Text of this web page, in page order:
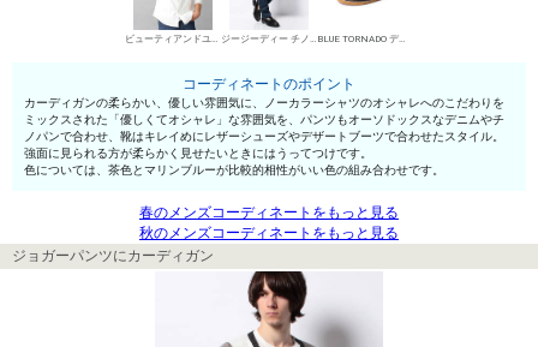
ビューティアンドユース ユナイテッドアローズ 襟なしシャツ（ノーカラー） ジージーディー チノパン・綿パン BLUE TORNADO デザートブーツ
コーディネートのポイント
カーディガンの柔らかい、優しい雰囲気に、ノーカラーシャツのオシャレへのこだわりを
ミックスされた「優しくてオシャレ」な雰囲気を、パンツもオーソドックスなデニムやチ
ノパンで合わせ、靴はキレイめにレザーシューズやデザートブーツで合わせたスタイル。
強面に見られる方が柔らかく見せたいときにはうってつけです。
色については、茶色とマリンブルーが比較的相性がいい色の組み合わせです。
春のメンズコーディネートをもっと見る
秋のメンズコーディネートをもっと見る
ジョガーパンツにカーディガン